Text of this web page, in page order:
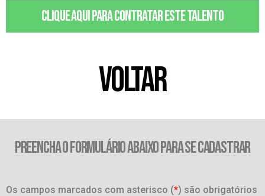
Clique aqui para contratar este talento
VOLTAR
PREENCHA O FORMULÁRIO ABAIXO PARA SE CADASTRAR
Os campos marcados com asterisco (*) são obrigatórios